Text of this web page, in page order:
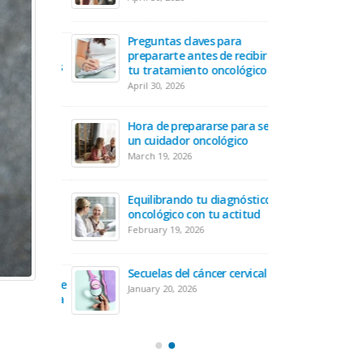
es
de un
polvo
en
Hora de
Preguntas claves para
prepararte antes de recibir
tu tratamiento oncológico
April 30, 2026
Hora de prepararse para ser
un cuidador oncológico
March 19, 2026
Equilibrando tu diagnóstico
oncológico con tu actitud
February 19, 2026
Secuelas del cáncer cervical
January 20, 2026